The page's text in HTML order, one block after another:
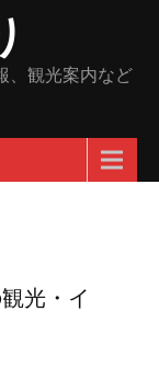
、観光案内など
光・イ